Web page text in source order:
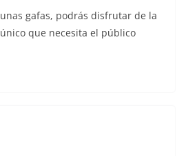
gafas, podrás disfrutar de la
que necesita el público